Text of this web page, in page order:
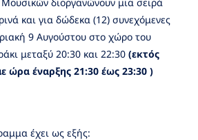
και για δώδεκα (12) συνεχόμενες
9 Αυγούστου στο χώρο του
μεταξύ 20:30 και 22:30 (εκτός
ώρα έναρξης 21:30 έως 23:30 )
έχει ως εξής: